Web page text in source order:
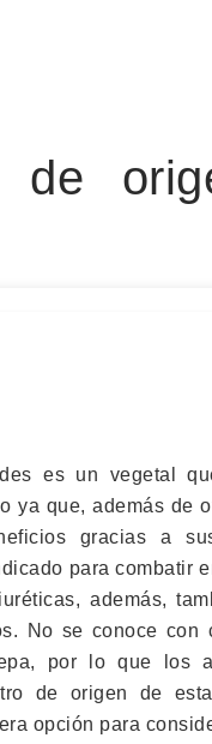
de
es un vegetal
ya que, además de
gracias a
para combatir
además,
No se conoce con
por lo que los
de origen de
opción para